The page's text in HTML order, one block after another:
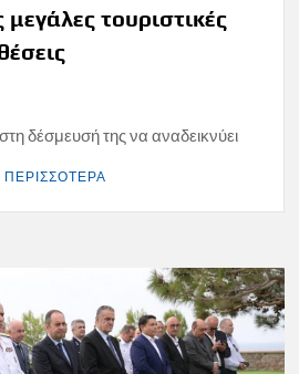
τουριστικές
δέσμευσή της να αναδεικνύει
ΠΕΡΙΣΣΟΤΕΡΑ